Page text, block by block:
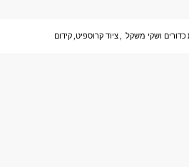
כדורים ושקי משקל ,ציוד קרוספיט,קידום